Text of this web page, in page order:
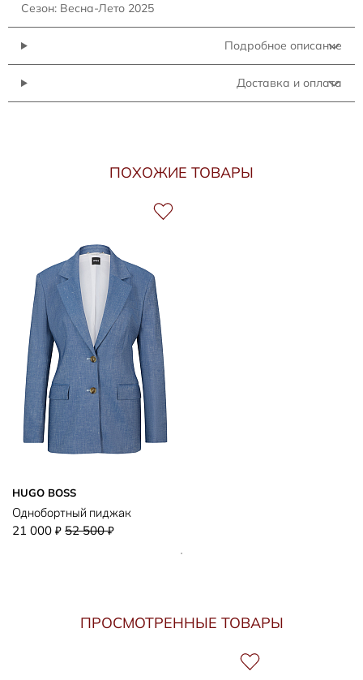
Сезон: Весна-Лето 2025
Подробное описание
Доставка и оплата
ПОХОЖИЕ ТОВАРЫ
HUGO BOSS
Однобортный пиджак
21 000 ₽ 52 500₽
ПРОСМОТРЕННЫЕ ТОВАРЫ